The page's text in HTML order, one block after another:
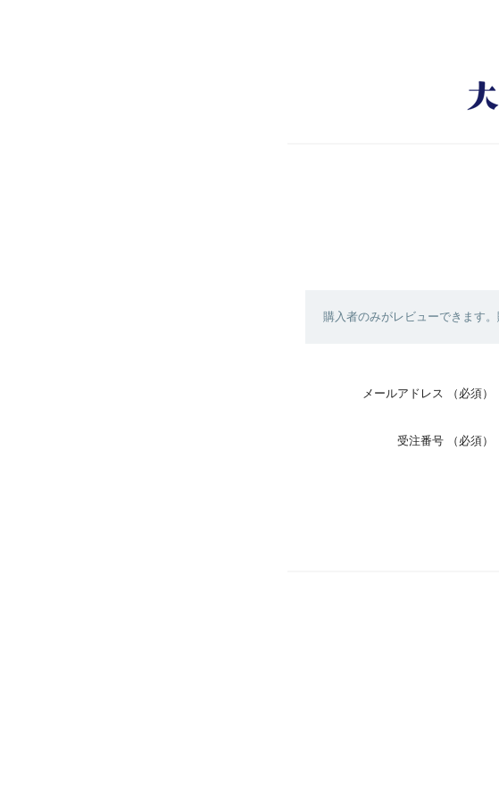
購入者のみがレビューできます
メールアドレス （必須）
受注番号 （必須）